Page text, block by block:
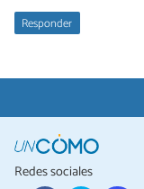
Responder
Redes sociales